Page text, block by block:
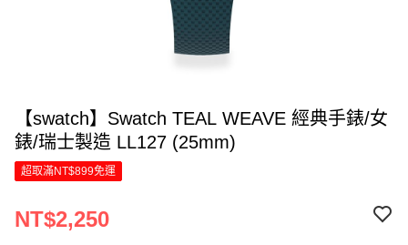
【swatch】Swatch TEAL WEAVE 經典手錶/女
錶/瑞士製造 LL127 (25mm)
超取滿NT$899免運
NT$2,250